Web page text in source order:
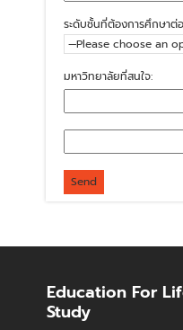
ระดับชั้นที่ต้องการศึกษาต่อ
มหาวิทยาลัยที่สนใจ:
Education For
Study